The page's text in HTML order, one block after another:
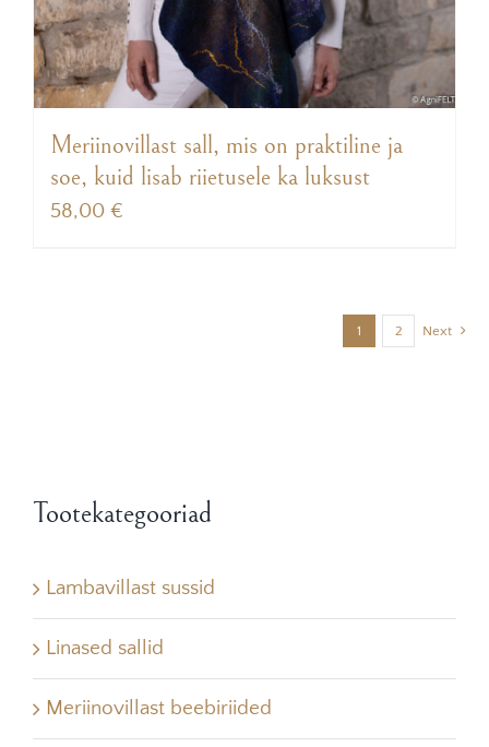
Meriinovillast sall, mis on praktiline ja
soe, kuid lisab riietusele ka luksust
58,00 €
1 2 Next
Tootekategooriad
Lambavillast sussid
Linased sallid
Meriinovillast beebiriided